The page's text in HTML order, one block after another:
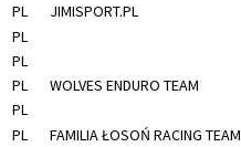
PL JIMISPORT.PL
PL
PL
PL WOLVES ENDURO TEAM
PL
PL FAMILIA ŁOSOŃ RACING TEAM